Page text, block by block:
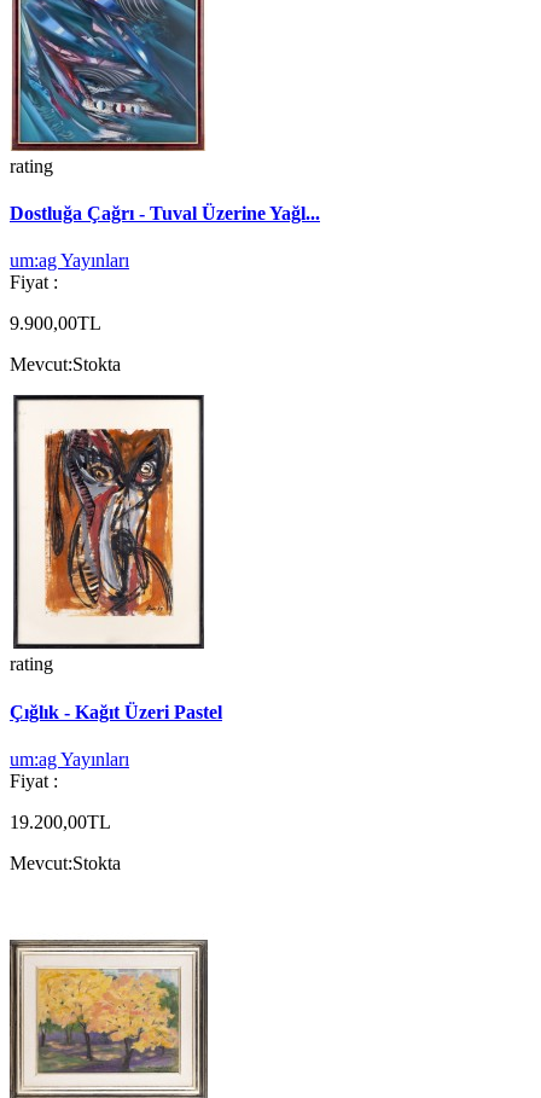
rating
Dostluğa Çağrı - Tuval Üzerine Yağl...
um:ag Yayınları
Fiyat :
9.900,00TL
Mevcut:Stokta
rating
Çığlık - Kağıt Üzeri Pastel
um:ag Yayınları
Fiyat :
19.200,00TL
Mevcut:Stokta